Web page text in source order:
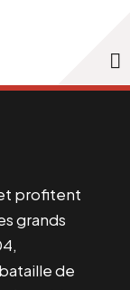
profitent
grands
de